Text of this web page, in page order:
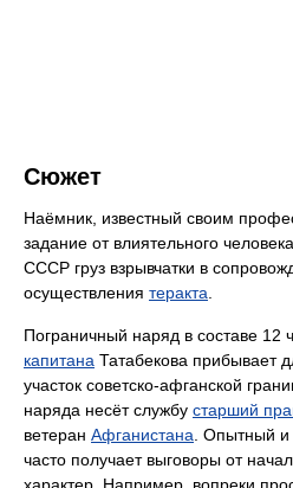
Сюжет
Наёмник, известный своим
задание от влиятельного
СССР груз взрывчатки в
осуществления теракта
Пограничный наряд в составе 12
капитана Татабекова прибывает
участок советско-афганской
наряда несёт службу старший
ветеран Афганистана . Опытный
часто получает выговоры от